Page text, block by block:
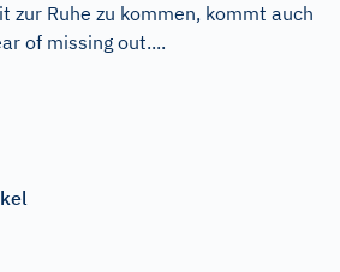
zur Ruhe zu kommen, kommt auch
of missing out....